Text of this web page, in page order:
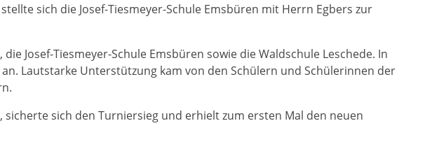
sich die Josef-Tiesmeyer-Schule Emsbüren mit Herrn Egbers zur
Josef-Tiesmeyer-Schule Emsbüren sowie die Waldschule Leschede. In
Lautstarke Unterstützung kam von den Schülern und Schülerinnen der
sich den Turniersieg und erhielt zum ersten Mal den neuen